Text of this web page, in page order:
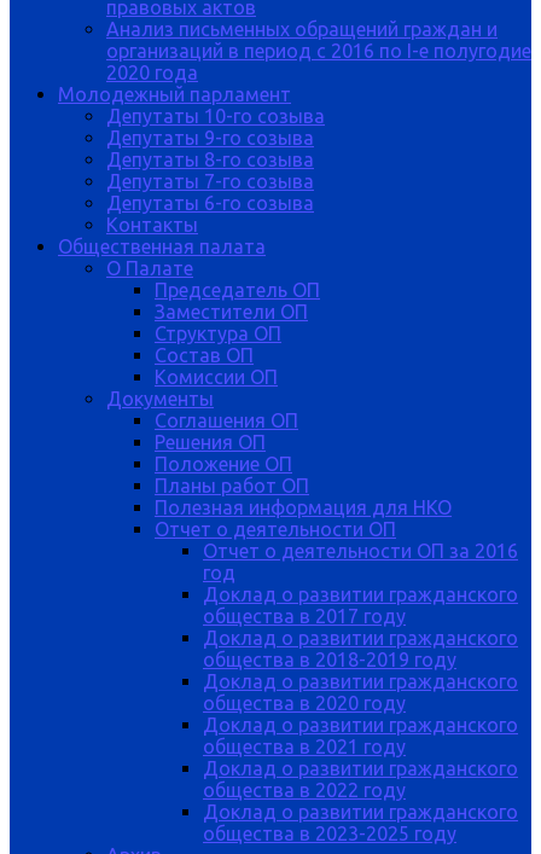
правовых актов
Анализ письменных обращений граждан и
организаций в период с 2016 по I-е полугодие
2020 года
Молодежный парламент
Депутаты 10-го созыва
Депутаты 9-го созыва
Депутаты 8-го созыва
Депутаты 7-го созыва
Депутаты 6-го созыва
Контакты
Общественная палата
О Палате
Председатель ОП
Заместители ОП
Структура ОП
Состав ОП
Комиссии ОП
Документы
Соглашения ОП
Решения ОП
Положение ОП
Планы работ ОП
Полезная информация для НКО
Отчет о деятельности ОП
Отчет о деятельности ОП за 2016
год
Доклад о развитии гражданского
общества в 2017 году
Доклад о развитии гражданского
общества в 2018-2019 году
Доклад о развитии гражданского
общества в 2020 году
Доклад о развитии гражданского
общества в 2021 году
Доклад о развитии гражданского
общества в 2022 году
Доклад о развитии гражданского
общества в 2023-2025 году